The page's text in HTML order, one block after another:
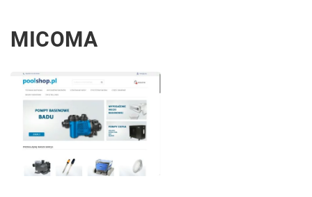
MICOMA